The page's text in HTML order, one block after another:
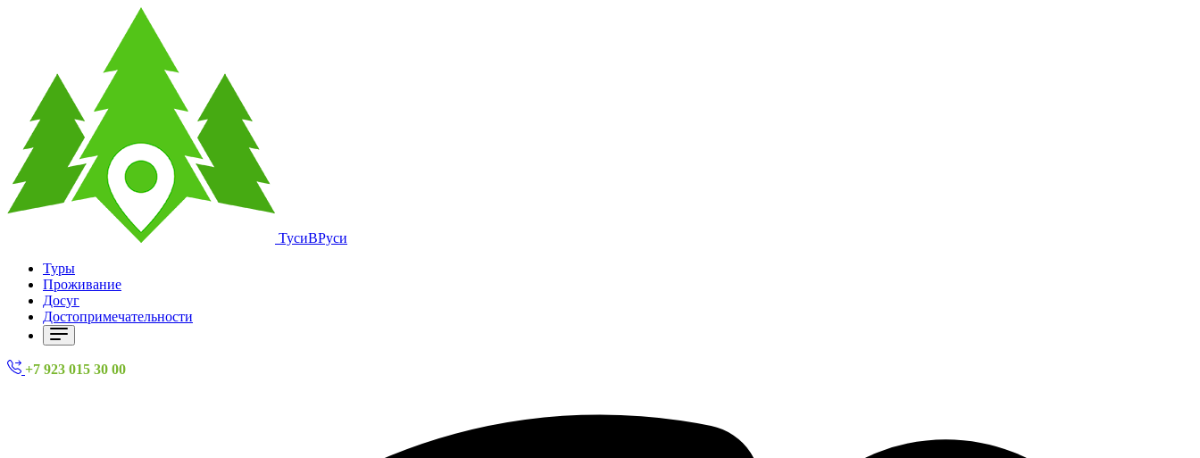
ТусиВРуси
Туры
Проживание
Досуг
Достопримечательности
+7 923 015 30 00